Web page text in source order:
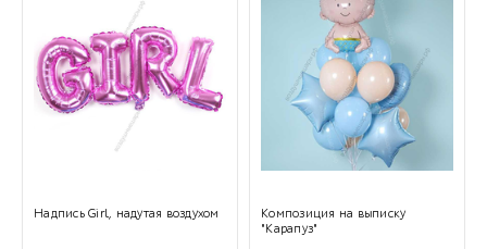
Надпись Girl, надутая воздухом
Композиция на выписку
"Карапуз"